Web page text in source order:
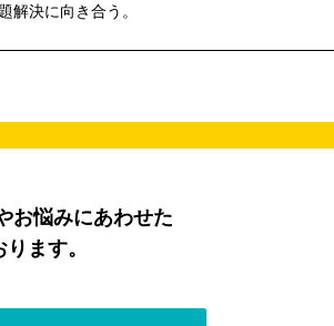
解決に向き合う。
お悩みにあわせた
ます。